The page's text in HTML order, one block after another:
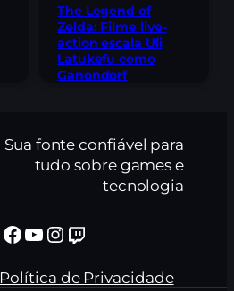
The Legend of
Zelda: Filme live-
action escala Uli
Latukefu como
Ganondorf
Sua fonte confiável para
tudo sobre games e
tecnologia
Facebook Youtube Instagram Twitch
Política de Privacidade